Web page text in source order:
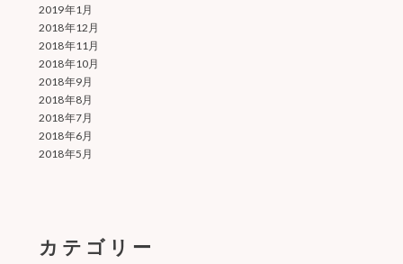
2019年1月
2018年12月
2018年11月
2018年10月
2018年9月
2018年8月
2018年7月
2018年6月
2018年5月
カテゴリー